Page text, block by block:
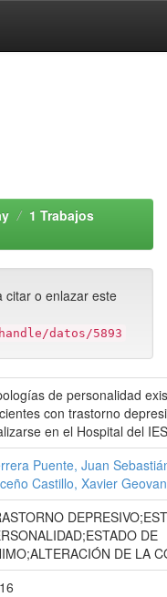
1 Trabajos
citar o enlazar este
datos/5893
de personalidad
con trastorno
en el Hospital del
Puente, Juan
Castillo, Xavier
DE
DE LA